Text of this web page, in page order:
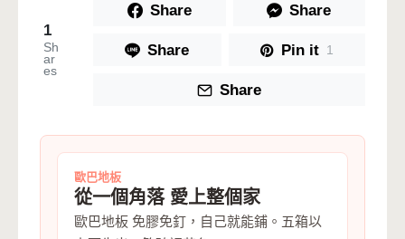
1
Sh
ar
es
Share Share
Share Pin it 1
Share
歐巴地板
從一個角落 愛上整個家
歐巴地板 免膠免釘，自己就能鋪。五箱以